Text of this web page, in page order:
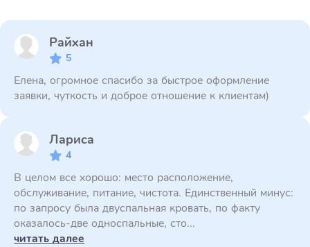
Райхан
5
Елена, огромное спасибо за быстрое оформление
заявки, чуткость и доброе отношение к клиентам)
Лариса
4
В целом все хорошо: место расположение,
обслуживание, питание, чистота. Единственный минус:
по запросу была двуспальная кровать, по факту
оказалось-две односпальные, сто...
читать далее